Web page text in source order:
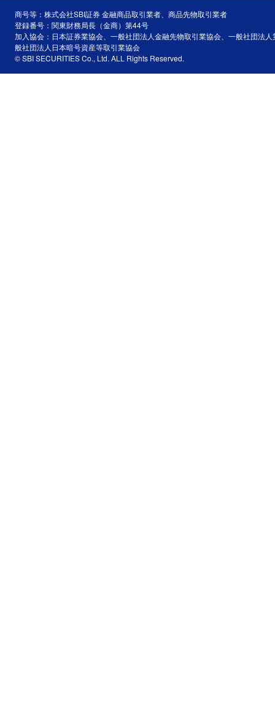
商号等：株式会社SBI証券 金融商品取引業者、商品先物取引業者
登録番号：関東財務局長（金商）第44号
加入協会：日本証券業協会、一般社団法人金融先物取引業協会、一般社団法
般社団法人日本暗号資産等取引業協会
© SBI SECURITIES Co., Ltd. ALL Rights Reserved.